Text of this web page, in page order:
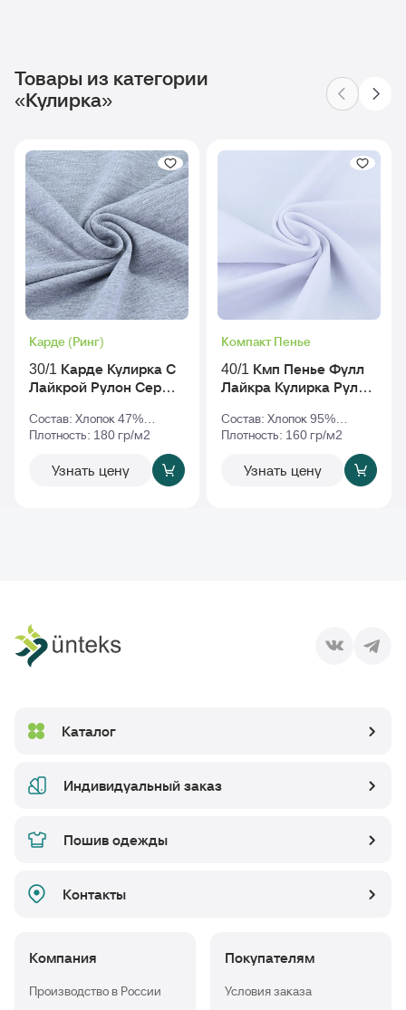
Товары из категории
«Кулирка»
Карде (Ринг)
30/1 Карде Кулирка С
Лайкрой Рулон Серый-
Состав: Хлопок 47%
Полиэстер 47% Эластан
Плотность: 180 гр/м2
Узнать цену
Компакт Пенье
40/1 Кмп Пенье Фулл
Лайкра Кулирка Рулон
Состав: Хлопок 95%
Эластан 5%
Плотность: 160 гр/м2
Узнать цену
Каталог
Индивидуальный заказ
Пошив одежды
Контакты
Компания
Производство в России
Покупателям
Условия заказа